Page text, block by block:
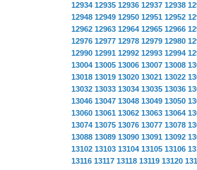
12934 12935 12936 12937 12938
12948 12949 12950 12951 12952
12962 12963 12964 12965 12966
12976 12977 12978 12979 12980
12990 12991 12992 12993 12994
13004 13005 13006 13007 13008
13018 13019 13020 13021 13022
13032 13033 13034 13035 13036
13046 13047 13048 13049 13050
13060 13061 13062 13063 13064
13074 13075 13076 13077 13078
13088 13089 13090 13091 13092
13102 13103 13104 13105 13106
13116 13117 13118 13119 13120